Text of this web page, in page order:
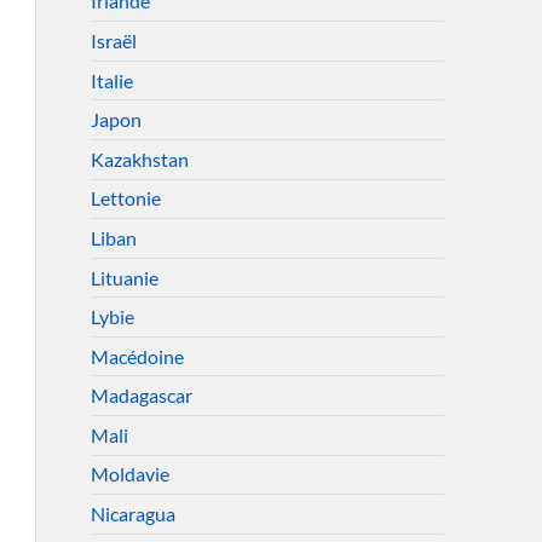
Israël
Italie
Japon
Kazakhstan
Lettonie
Liban
Lituanie
Lybie
Macédoine
Madagascar
Mali
Moldavie
Nicaragua